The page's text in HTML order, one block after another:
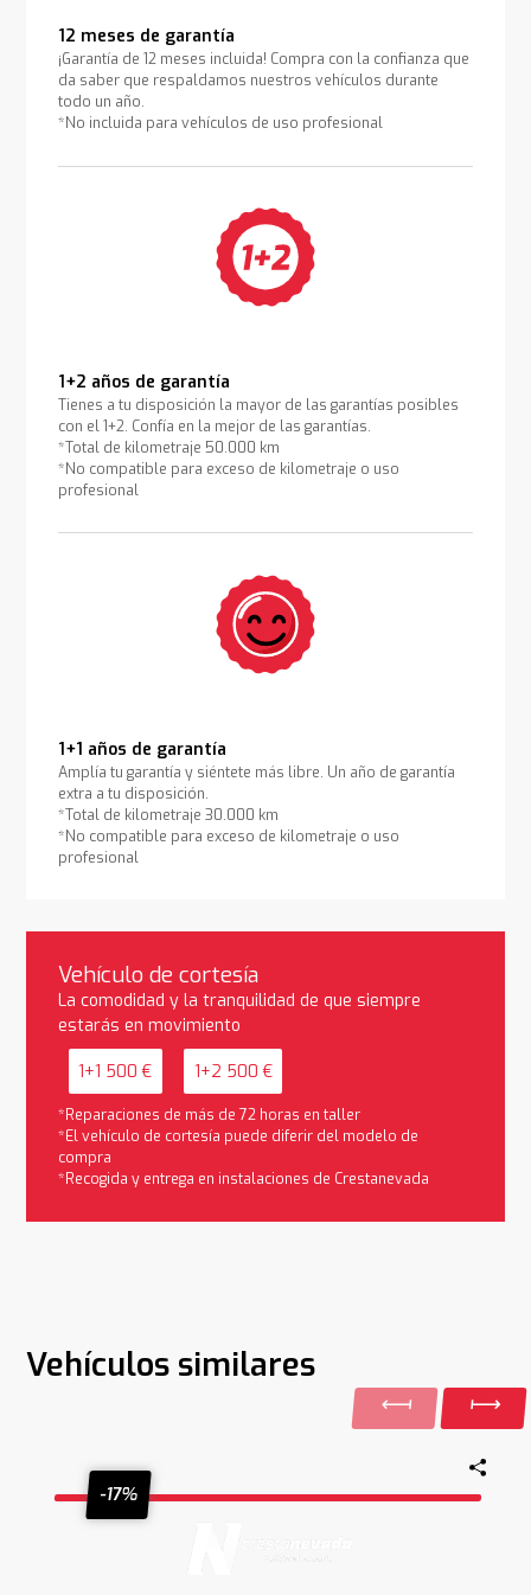
12 meses de garantía
¡Garantía de 12 meses incluida! Compra con la confianza que
da saber que respaldamos nuestros vehículos durante
todo un año.
*No incluida para vehículos de uso profesional
1+2 años de garantía
Tienes a tu disposición la mayor de las garantías posibles
con el 1+2. Confía en la mejor de las garantías.
*Total de kilometraje 50.000 km
*No compatible para exceso de kilometraje o uso
profesional
1+1 años de garantía
Amplía tu garantía y siéntete más libre. Un año de garantía
extra a tu disposición.
*Total de kilometraje 30.000 km
*No compatible para exceso de kilometraje o uso
profesional
Vehículo de cortesía
La comodidad y la tranquilidad de que siempre
estarás en movimiento
1+1 500 € 1+2 500 €
*Reparaciones de más de 72 horas en taller
*El vehículo de cortesía puede diferir del modelo de
compra
*Recogida y entrega en instalaciones de Crestanevada
Vehículos similares
-17%